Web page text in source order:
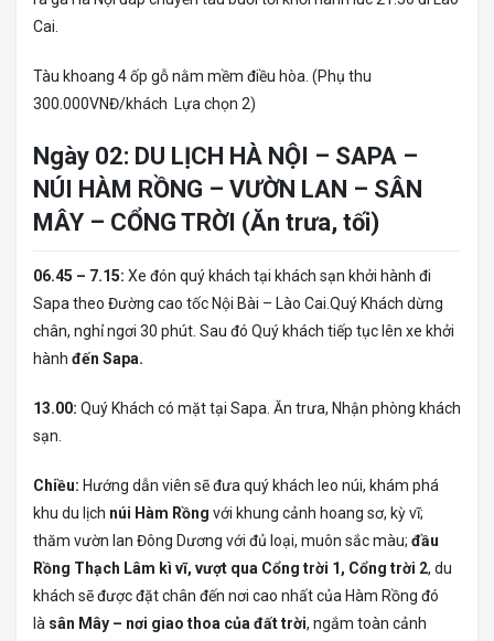
Cai.
Tàu khoang 4 ốp gỗ nằm mềm điều hòa. (Phụ thu
300.000VNĐ/khách Lựa chọn 2)
Ngày 02: DU LỊCH HÀ NỘI – SAPA –
NÚI HÀM RỒNG – VƯỜN LAN – SÂN
MÂY – CỔNG TRỜI (Ăn trưa, tối)
06.45 – 7.15: Xe đón quý khách tại khách sạn khởi hành đi
Sapa theo Đường cao tốc Nội Bài – Lào Cai.Quý Khách dừng
chân, nghỉ ngơi 30 phút. Sau đó Quý khách tiếp tục lên xe khởi
hành đến Sapa.
13.00: Quý Khách có mặt tại Sapa. Ăn trưa, Nhận phòng khách
sạn.
Chiều: Hướng dẫn viên sẽ đưa quý khách leo núi, khám phá
khu du lịch núi Hàm Rồng với khung cảnh hoang sơ, kỳ vĩ;
thăm vườn lan Đông Dương với đủ loại, muôn sắc màu; đầu
Rồng Thạch Lâm kì vĩ, vượt qua Cổng trời 1, Cổng trời 2, du
khách sẽ được đặt chân đến nơi cao nhất của Hàm Rồng đó
là sân Mây – nơi giao thoa của đất trời, ngắm toàn cảnh